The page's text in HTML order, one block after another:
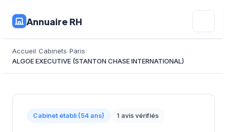
Annuaire RH
Accueil Cabinets Paris
ALGOE EXECUTIVE (STANTON CHASE INTERNATIONAL)
Cabinet établi (54 ans) 1 avis vérifiés